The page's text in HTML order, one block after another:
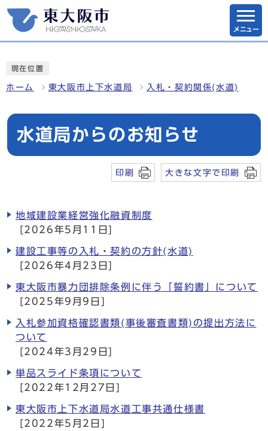
メニュー
現在位置
ホーム 東大阪市上下水道局 入札・契約関係(水道)
水道局からのお知らせ
印刷 大きな文字で印刷
地域建設業経営強化融資制度
[2026年5月11日]
建設工事等の入札・契約の方針(水道)
[2026年4月23日]
東大阪市暴力団排除条例に伴う「誓約書」について
[2025年9月9日]
入札参加資格確認書類(事後審査書類)の提出方法に
ついて
[2024年3月29日]
単品スライド条項について
[2022年12月27日]
東大阪市上下水道局水道工事共通仕様書
[2022年5月2日]